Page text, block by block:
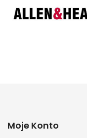
Moje Konto